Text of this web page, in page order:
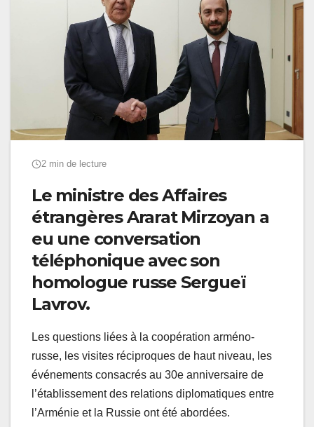
2 min de lecture
Le ministre des Affaires
étrangères Ararat Mirzoyan a
eu une conversation
téléphonique avec son
homologue russe Sergueï
Lavrov.
Les questions liées à la coopération arméno-
russe, les visites réciproques de haut niveau, les
événements consacrés au 30e anniversaire de
l’établissement des relations diplomatiques entre
l’Arménie et la Russie ont été abordées.